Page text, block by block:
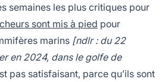
semaines les plus critiques pour
sont mis à pied pour
marins [ndlr : du 22
en 2024, dans le golfe de
pas satisfaisant, parce qu’ils sont